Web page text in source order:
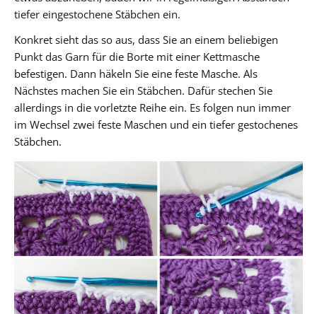
tiefer eingestochene Stäbchen ein.
Konkret sieht das so aus, dass Sie an einem beliebigen
Punkt das Garn für die Borte mit einer Kettmasche
befestigen. Dann häkeln Sie eine feste Masche. Als
Nächstes machen Sie ein Stäbchen. Dafür stechen Sie
allerdings in die vorletzte Reihe ein. Es folgen nun immer
im Wechsel zwei feste Maschen und ein tiefer gestochenes
Stäbchen.